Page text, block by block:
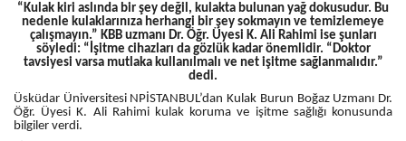
“Kulak kiri aslında bir şey değil, kulakta bulunan yağ dokusudur. Bu
nedenle kulaklarınıza herhangi bir şey sokmayın ve temizlemeye
çalışmayın.” KBB uzmanı Dr. Öğr. Üyesi K. Ali Rahimi ise şunları
söyledi: “İşitme cihazları da gözlük kadar önemlidir. “Doktor
tavsiyesi varsa mutlaka kullanılmalı ve net işitme sağlanmalıdır.”
dedi.
Üsküdar Üniversitesi NPİSTANBUL’dan Kulak Burun Boğaz Uzmanı Dr.
Öğr. Üyesi K. Ali Rahimi kulak koruma ve işitme sağlığı konusunda
bilgiler verdi.